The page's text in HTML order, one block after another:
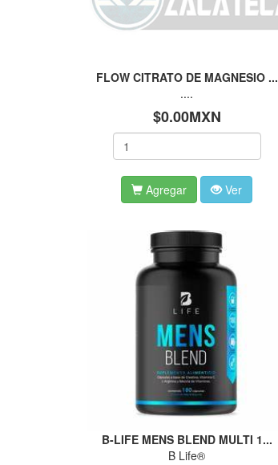
FLOW CITRATO DE MAGNESIO ...
....
$0.00MXN
Agregar Ver
B-LIFE MENS BLEND MULTI 1...
B Life®